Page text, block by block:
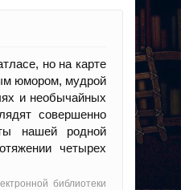
но на карте
юмором, мудрой
и необычайных
совершенно
нашей родной
четырех
библиотеки